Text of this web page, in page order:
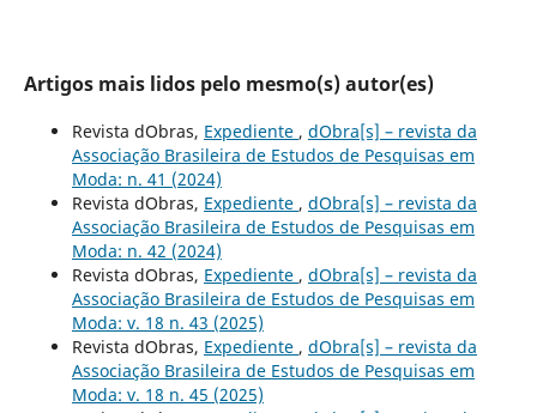
Artigos mais lidos pelo mesmo(s) autor(es)
Revista dObras, Expediente , dObra[s] – revista da
Associação Brasileira de Estudos de Pesquisas em
Moda: n. 41 (2024)
Revista dObras, Expediente , dObra[s] – revista da
Associação Brasileira de Estudos de Pesquisas em
Moda: n. 42 (2024)
Revista dObras, Expediente , dObra[s] – revista da
Associação Brasileira de Estudos de Pesquisas em
Moda: v. 18 n. 43 (2025)
Revista dObras, Expediente , dObra[s] – revista da
Associação Brasileira de Estudos de Pesquisas em
Moda: v. 18 n. 45 (2025)